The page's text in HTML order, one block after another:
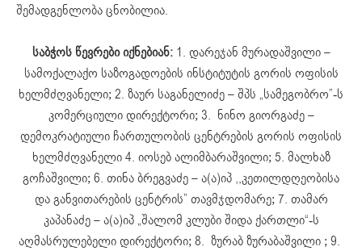
შემადგენლობა ცნობილია.
საბჭოს წევრები იქნებიან: 1. დარეჯან მურადაშვილი –
სამოქალაქო საზოგადოების ინსტიტუტის გორის ოფისის
ხელმძღვანელი; 2. ზაურ საგანელიძე – შპს „სამეგობრო”-ს
კომერციული დირექტორი; 3. ნინო გიორგაძე –
დემოკრატიული ჩართულობის ცენტრების გორის ოფისის
ხელმძღვანელი 4. იოსებ ალიმბარაშვილი; 5. მალხაზ
გოჩაშვილი; 6. თინა ბრეგვაძე – ა(ა)იპ ,,კეთილდღეობისა
და განვითარების ცენტრის” თავმჯდომარე; 7. თამარ
კაპანაძე – ა(ა)იპ „შალომ კლუბი შიდა ქართლი“-ს
აღმასრულებელი დირექტორი; 8. ზურაბ ზურაბაშვილი ; 9.